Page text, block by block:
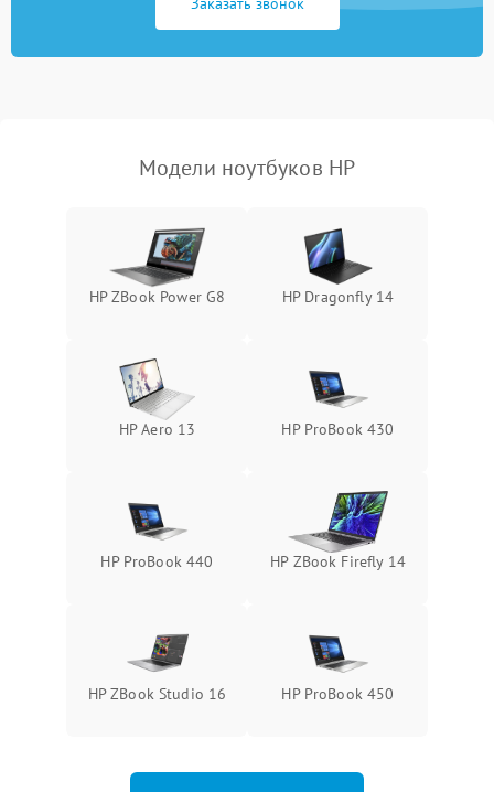
неисправности кулера
пропадание диска
оперативной памяти:
вылеты приложений,
синие экраны
Модели ноутбуков HP
HP ZBook Power G8 HP Dragonfly 14
HP Aero 13 HP ProBook 430
HP ProBook 440 HP ZBook Firefly 14
HP ZBook Studio 16 HP ProBook 450